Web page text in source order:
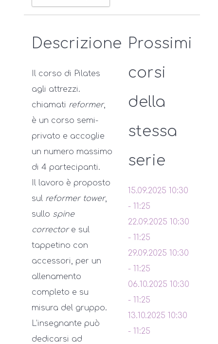
Descrizione
Il corso di Pilates
agli attrezzi.
chiamati reformer,
è un corso semi-
privato e accoglie
un numero massimo
di 4 partecipanti.
Il lavoro è proposto
sul reformer tower,
sullo spine
correctore sul
tappetino con
accessori, per un
allenamento
completo e su
misura del gruppo.
L’insegnante può
dedicarsi ad
Prossimi
corsi
della
stessa
serie
15.09.2025 10:30
- 11:25
22.09.2025 10:30
- 11:25
29.09.2025 10:30
- 11:25
06.10.2025 10:30
- 11:25
13.10.2025 10:30
- 11:25